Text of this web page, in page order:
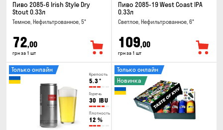
Пиво 2085-6 Irish Style Dry
Stout 0.33л
Темное, Нефильтрованное, 5°
72,00
грн за 1 шт
Пиво 2085-19 West Coast IPA
0.33л
Светлое, Нефильтрованное, 6°
109,00
грн за 1 шт
Крепость
5.3°
Горечь
30 IBU
Плотность
12 %
Только онлайн
Только онлайн
Новинка